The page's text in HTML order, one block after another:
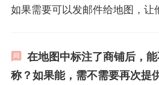
如果需要可以发邮件给地图，让
在地图中标注了商铺后，
称？如果能，需不需要再次提